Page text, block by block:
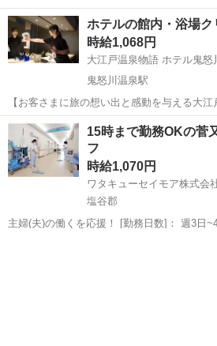
く、ライフスタイルに合わせた働き方ができます！】 メ
タッフは施設内の修繕・営繕や客室・大浴場
最高のおもてなしに不可欠な「空間...
栃木 日光市 鬼怒川温泉駅 清掃
ホテルの館内・浴場ク
時給1,068円
鬼怒川温泉駅
【お客さまに旅の想い出と感動を与える大
く、ライフスタイルに合わせた働き方ができます！】 掃
れ物チェックなどの館内共用スペースの清
掃、備品の補充、掃除機掛け、忘れ...
栃木 日光市 鬼怒川温泉駅 清掃
15時まで勤務OKの菅
フ
時給1,070円
ワタキューセイモア株式会
塩谷郡
主婦(夫)の働くを応援！ [勤務日数]： 週3日~4日 09:00~15:00 月/火/水/